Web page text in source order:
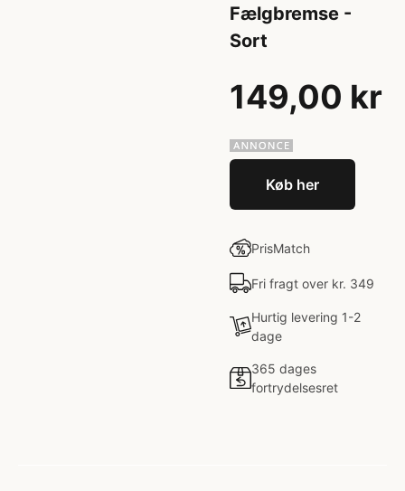
Fælgbremse -
Sort
149,00 kr
Køb her
PrisMatch
Fri fragt over kr. 349
Hurtig levering 1-2
dage
365 dages
fortrydelsesret